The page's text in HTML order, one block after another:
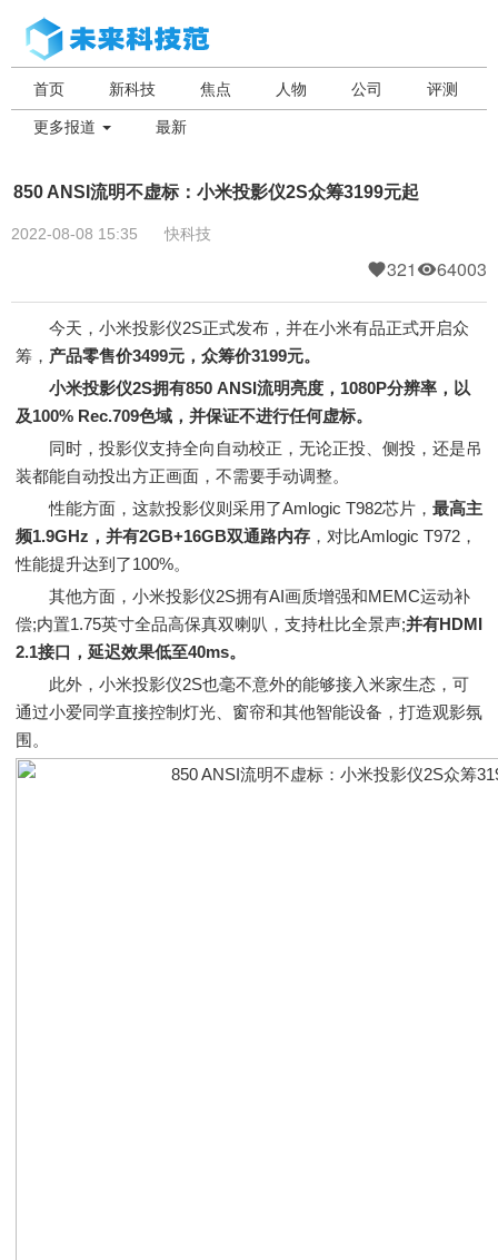
首页 新科技 焦点 人物 公司 评测
更多报道 最新
850 ANSI流明不虚标：小米投影仪2S众筹3199元起
2022-08-08 15:35 快科技
321 64003
今天，小米投影仪2S正式发布，并在小米有品正式开启众
筹， 产品零售价3499元，众筹价3199元。
小米投影仪2S拥有850 ANSI流明亮度，1080P分辨率，以
及100% Rec.709色域，并保证不进行任何虚标。
同时，投影仪支持全向自动校正，无论正投、侧投，还是吊
装都能自动投出方正画面，不需要手动调整。
性能方面，这款投影仪则采用了Amlogic T982芯片， 最高主
频1.9GHz，并有2GB+16GB双通路内存 ，对比Amlogic T972，
性能提升达到了100%。
其他方面，小米投影仪2S拥有AI画质增强和MEMC运动补
偿;内置1.75英寸全品高保真双喇叭，支持杜比全景声;并有HDMI
2.1接口，延迟效果低至40ms。
此外，小米投影仪2S也毫不意外的能够接入米家生态，可
通过小爱同学直接控制灯光、窗帘和其他智能设备，打造观影氛
围。